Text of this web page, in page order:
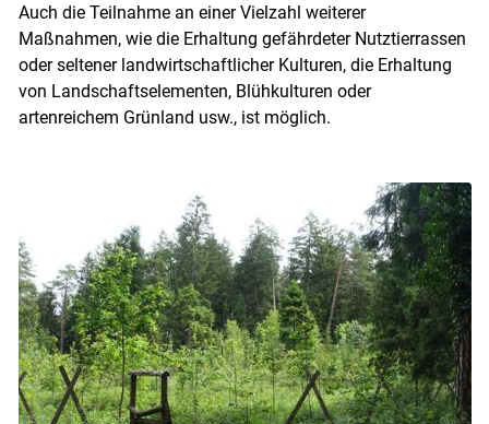
Auch die Teilnahme an einer Vielzahl weiterer
Maßnahmen, wie die Erhaltung gefährdeter Nutztierrassen
oder seltener landwirtschaftlicher Kulturen, die Erhaltung
von Landschaftselementen, Blühkulturen oder
artenreichem Grünland usw., ist möglich.